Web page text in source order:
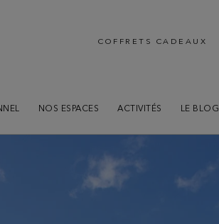
COFFRETS CADEAUX
NOS ESPACES ACTIVITÉS LE BLOG